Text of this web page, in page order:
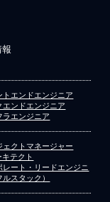
トエンドエンジニア
エンドエンジニア
ラエンジニア
ェクトマネージャー
キテクト
レート・リードエンジニ
スタック）